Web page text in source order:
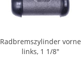
Radbremszylinder vorne
links, 1 1/8"